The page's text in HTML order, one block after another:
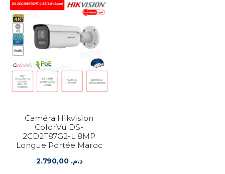
Caméra Hikvision
ColorVu DS-
2CD2T87G2-L 8MP
Longue Portée Maroc
د.م. 2.790,00